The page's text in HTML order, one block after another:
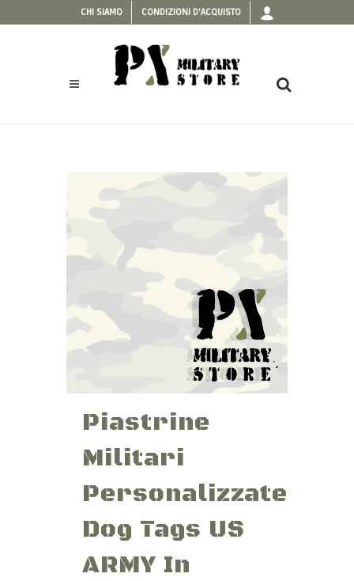
CHI SIAMO CONDIZIONI D'ACQUISTO
Piastrine
Militari
Personalizzate
Dog Tags US
ARMY In